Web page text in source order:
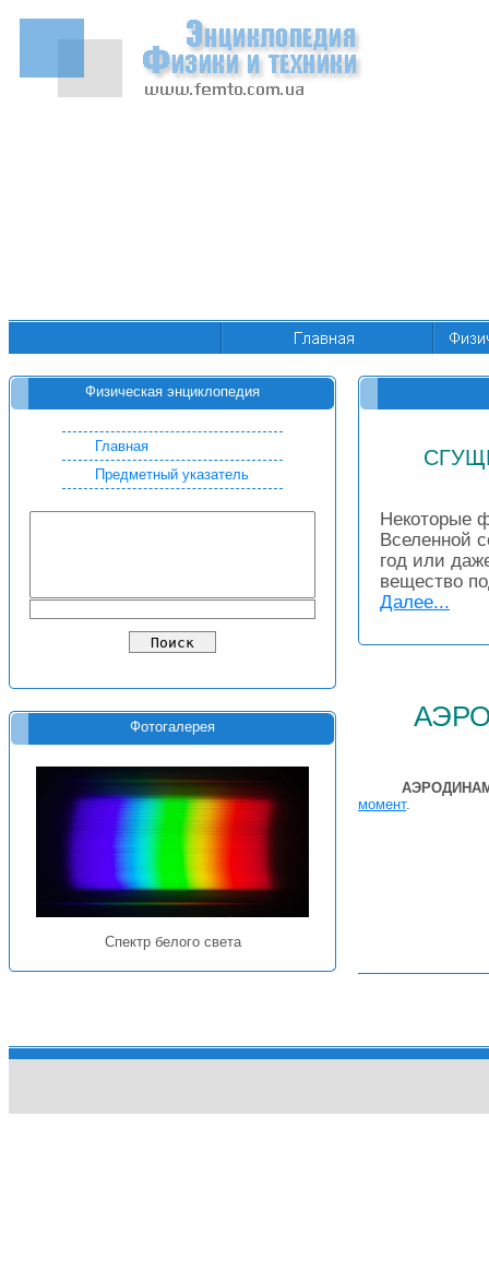
Физическая энциклопедия
Главная
Предметный указатель
Фотогалерея
Спектр белого света
Некоторые
Вселенной
год или
вещество
Далее...
момент.